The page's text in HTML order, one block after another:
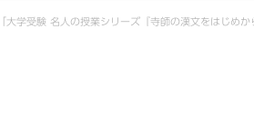
学受験 名人の授業シリーズ『寺師の漢文をはじめ